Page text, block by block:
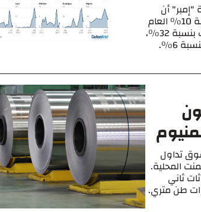
أن
إجمالي صادرات الصين من الألواح الشمسية ارتفع بنسبة 10% العام
الماضي، لكن صادراتها إلى دول الجنوب العالمي قفزت بنسبة 32%،
في حين انخفضت صادراتها إلى دول الشمال العالمي بنسبة 6%.
تداول
المحلية.
انبعاثات ثاني
نظام تجاري ، وهو ما يمثل 8 مليارات طن متري.